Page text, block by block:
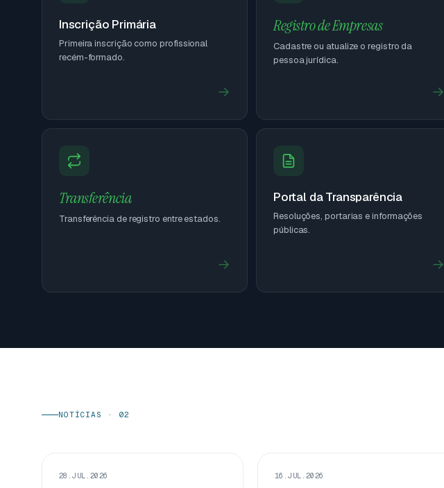
Inscrição Primária
Primeira inscrição como profissional
recém-formado.
→
Registro de Empresas
Cadastre ou atualize o registro da
pessoa jurídica.
→
Transferência
Transferência de registro entre estados.
→
Portal da Transparência
Resoluções, portarias e informações
públicas.
→
NOTÍCIAS · 02
DESTAQUE
28.JUL.2026 DESTAQUE
16.JUL.2026